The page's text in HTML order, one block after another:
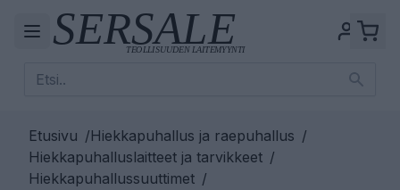
Etusivu /Hiekkapuhallus ja raepuhallus /
Hiekkapuhalluslaitteet ja tarvikkeet /
Hiekkapuhallussuuttimet /